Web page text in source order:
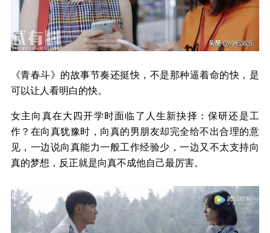
《青春斗》的故事节奏还挺快，不是那种逼着命的快，是
可以让人看明白的快。
女主向真在大四开学时面临了人生新抉择：保研还是工
作？在向真犹豫时，向真的男朋友却完全给不出合理的意
见，一边说向真能力一般工作经验少，一边又不太支持向
真的梦想，反正就是向真不成他自己最厉害。